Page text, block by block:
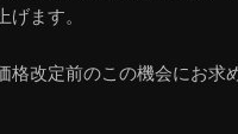
ます。
改定前のこの機会にお求